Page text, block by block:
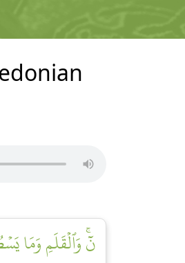
نٓۚ وَٱلۡقَلَمِ وَمَا